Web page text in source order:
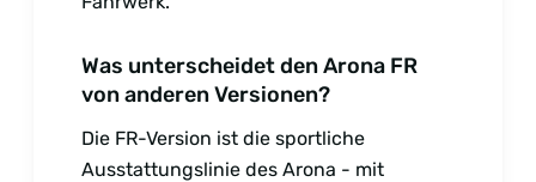
Was unterscheidet den Arona FR
von anderen Versionen?
Die FR-Version ist die sportliche
Ausstattungslinie des Arona - mit